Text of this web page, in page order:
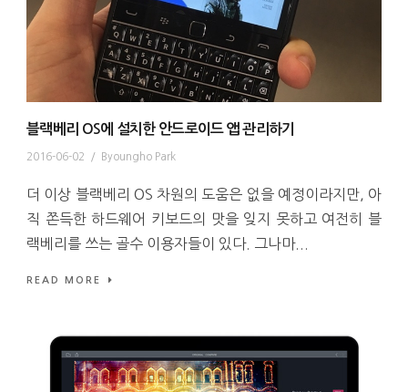
블랙베리 OS에 설치한 안드로이드 앱 관리하기
2016-06-02 / Byoungho Park
더 이상 블랙베리 OS 차원의 도움은 없을 예정이라지만, 아
직 쫀득한 하드웨어 키보드의 맛을 잊지 못하고 여전히 블
랙베리를 쓰는 골수 이용자들이 있다. 그나마...
READ MORE